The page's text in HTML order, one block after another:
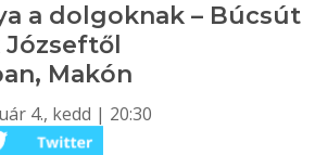
a dolgoknak – Búcsút
Makón
4., kedd | 20:30